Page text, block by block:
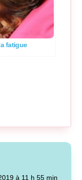
fatigue
à 11 h 55 min